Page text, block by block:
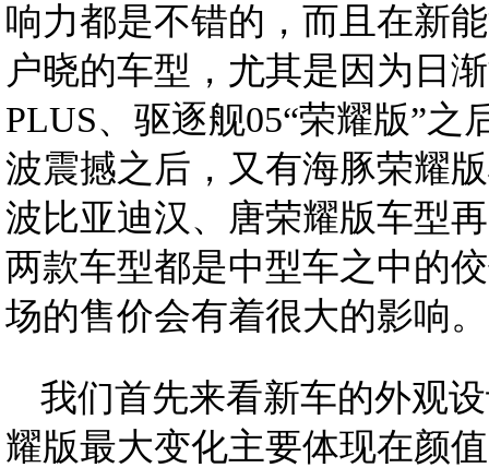
响力都是不错的，而且在新
户晓的车型，尤其是因为日
PLUS、驱逐舰05“荣耀版”
波震撼之后，又有海豚荣耀
波比亚迪汉、唐荣耀版车型
两款车型都是中型车之中的
场的售价会有着很大的影响。
我们首先来看新车的外观
耀版最大变化主要体现在颜